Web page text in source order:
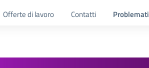
Offerte di lavoro Contatti